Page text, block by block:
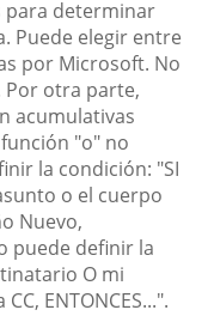
para determinar
Puede elegir entre
por Microsoft. No
Por otra parte,
acumulativas
"o" no
la condición: "SI
o el cuerpo
Nuevo,
puede definir la
O mi
ENTONCES...".